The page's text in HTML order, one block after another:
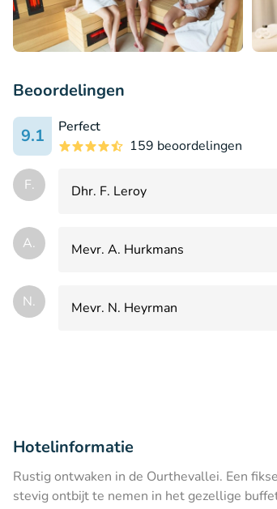
Beoordelingen
9.1
Perfect
159 beoordelingen
F. Dhr. F. Leroy
A. Mevr. A. Hurkmans
N. Mevr. N. Heyrman
Hotelinformatie
Rustig ontwaken in de Ourthevallei. Een
stevig ontbijt te nemen in het gezellige